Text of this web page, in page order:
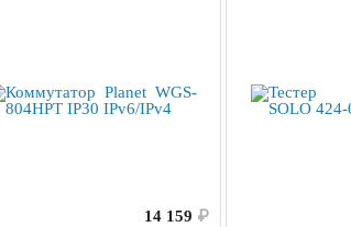
14 159 ₽